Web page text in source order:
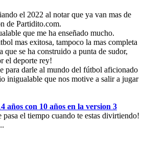
el 2022 al notar que ya van mas de
de Partidito.com.
que me ha enseñado mucho.
mas exitosa, tampoco la mas completa
que se ha construido a punta de sudor,
el deporte rey!
para darle al mundo del fútbol aficionado
inigualable que nos motive a salir a jugar
años con 10 años en la version 3
el tiempo cuando te estas divirtiendo!